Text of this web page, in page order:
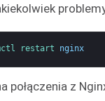
restart nginx
połączenia z